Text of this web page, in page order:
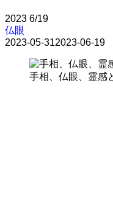
2023 6/19
仏眼
2023-05-312023-06-19
手相、仏眼、霊感